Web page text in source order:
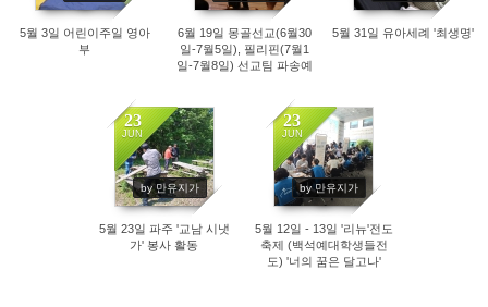
5월 3일 어린이주일 영아
부
6월 19일 몽골선교(6월30
일-7월5일), 필리핀(7월1
일-7월8일) 선교팀 파송예
5월 31일 유아세례 '최생명'
23
JUN
by 만유지가
618
5월 23일 파주 '교남 시냇
가' 봉사 활동
23
JUN
by 만유지가
682
5월 12일 - 13일 '리뉴'전도
축제 (백석예대학생들전
도) '너의 꿈은 달고나'